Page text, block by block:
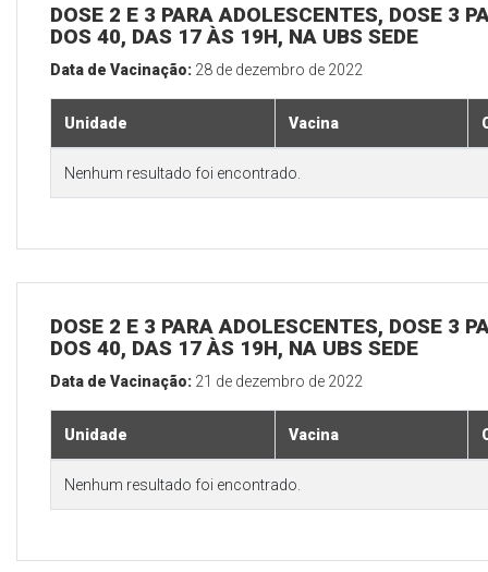
DOSE 2 E 3 PARA ADOLESCENTES, DOSE 3
DOS 40, DAS 17 ÀS 19H, NA UBS SEDE
Data de Vacinação: 28 de dezembro de 2022
Unidade Vacina
Nenhum resultado foi encontrado.
DOSE 2 E 3 PARA ADOLESCENTES, DOSE 3
DOS 40, DAS 17 ÀS 19H, NA UBS SEDE
Data de Vacinação: 21 de dezembro de 2022
Unidade Vacina
Nenhum resultado foi encontrado.